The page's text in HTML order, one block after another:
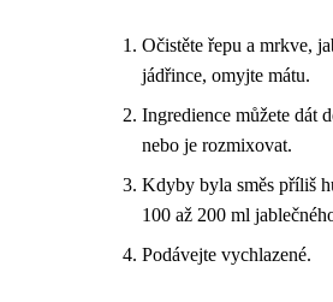
Očistěte řepu a mrkve,
jádřince, omyjte mátu.
Ingredience můžete dát
nebo je rozmixovat.
Kdyby byla směs příliš
100 až 200 ml
Podávejte vychlazené.